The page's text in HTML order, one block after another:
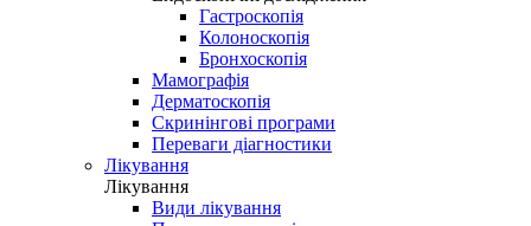
Гастроскопія
Колоноскопія
Бронхоскопія
Мамографія
Дерматоскопія
Скринінгові програми
Переваги діагностики
Лікування
Лікування
Види лікування